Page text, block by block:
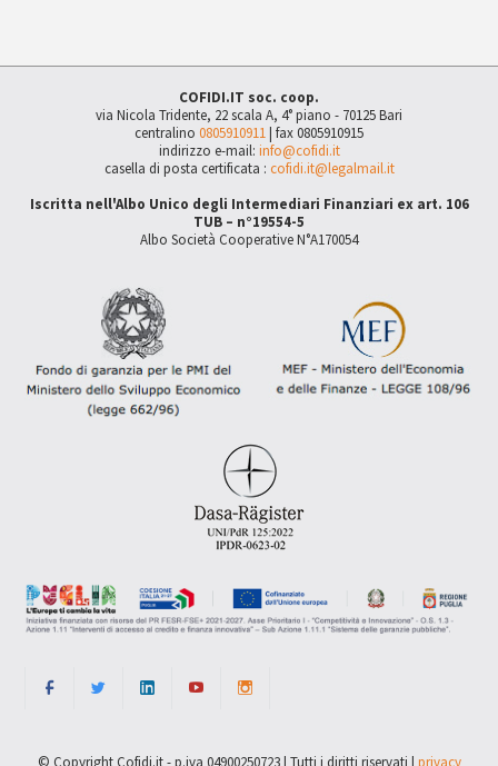
COFIDI.IT soc. coop.
via Nicola Tridente, 22 scala A, 4° piano - 70125 Bari
centralino 0805910911| fax 0805910915
indirizzo e-mail: info@cofidi.it
casella di posta certificata : cofidi.it@legalmail.it
Iscritta nell'Albo Unico degli Intermediari Finanziari ex art. 106
TUB – n°19554-5
Albo Società Cooperative N°A170054
© Copyright Cofidi.it - p.iva 04900250723 | Tutti i diritti riservati | privacy